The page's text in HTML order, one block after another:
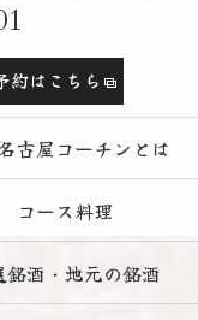
約はこちら
古屋コーチンとは
コース料理
銘酒・地元の銘酒